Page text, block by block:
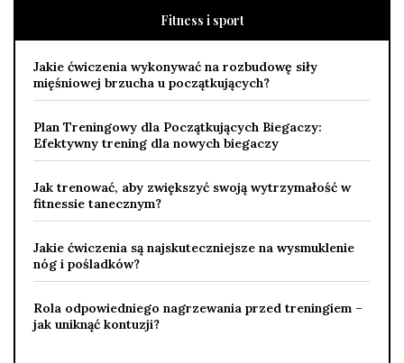
Fitness i sport
Jakie ćwiczenia wykonywać na rozbudowę siły
mięśniowej brzucha u początkujących?
Plan Treningowy dla Początkujących Biegaczy:
Efektywny trening dla nowych biegaczy
Jak trenować, aby zwiększyć swoją wytrzymałość w
fitnessie tanecznym?
Jakie ćwiczenia są najskuteczniejsze na wysmuklenie
nóg i pośladków?
Rola odpowiedniego nagrzewania przed treningiem –
jak uniknąć kontuzji?